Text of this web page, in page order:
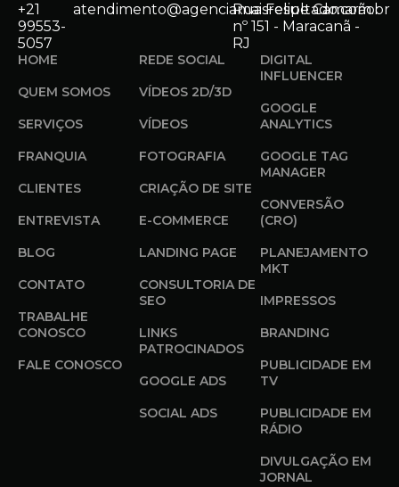
+21
99553-
5057
atendimento@agenciamaisresultado.com.br
Rua Felipe Camarão
nº 151 - Maracanã -
RJ
HOME
QUEM SOMOS
SERVIÇOS
FRANQUIA
CLIENTES
ENTREVISTA
BLOG
CONTATO
TRABALHE
CONOSCO
FALE CONOSCO
REDE SOCIAL
VÍDEOS 2D/3D
VÍDEOS
FOTOGRAFIA
CRIAÇÃO DE SITE
E-COMMERCE
LANDING PAGE
CONSULTORIA DE
SEO
LINKS
PATROCINADOS
GOOGLE ADS
SOCIAL ADS
DIGITAL
INFLUENCER
GOOGLE
ANALYTICS
GOOGLE TAG
MANAGER
CONVERSÃO
(CRO)
PLANEJAMENTO
MKT
IMPRESSOS
BRANDING
PUBLICIDADE EM
TV
PUBLICIDADE EM
RÁDIO
DIVULGAÇÃO EM
JORNAL